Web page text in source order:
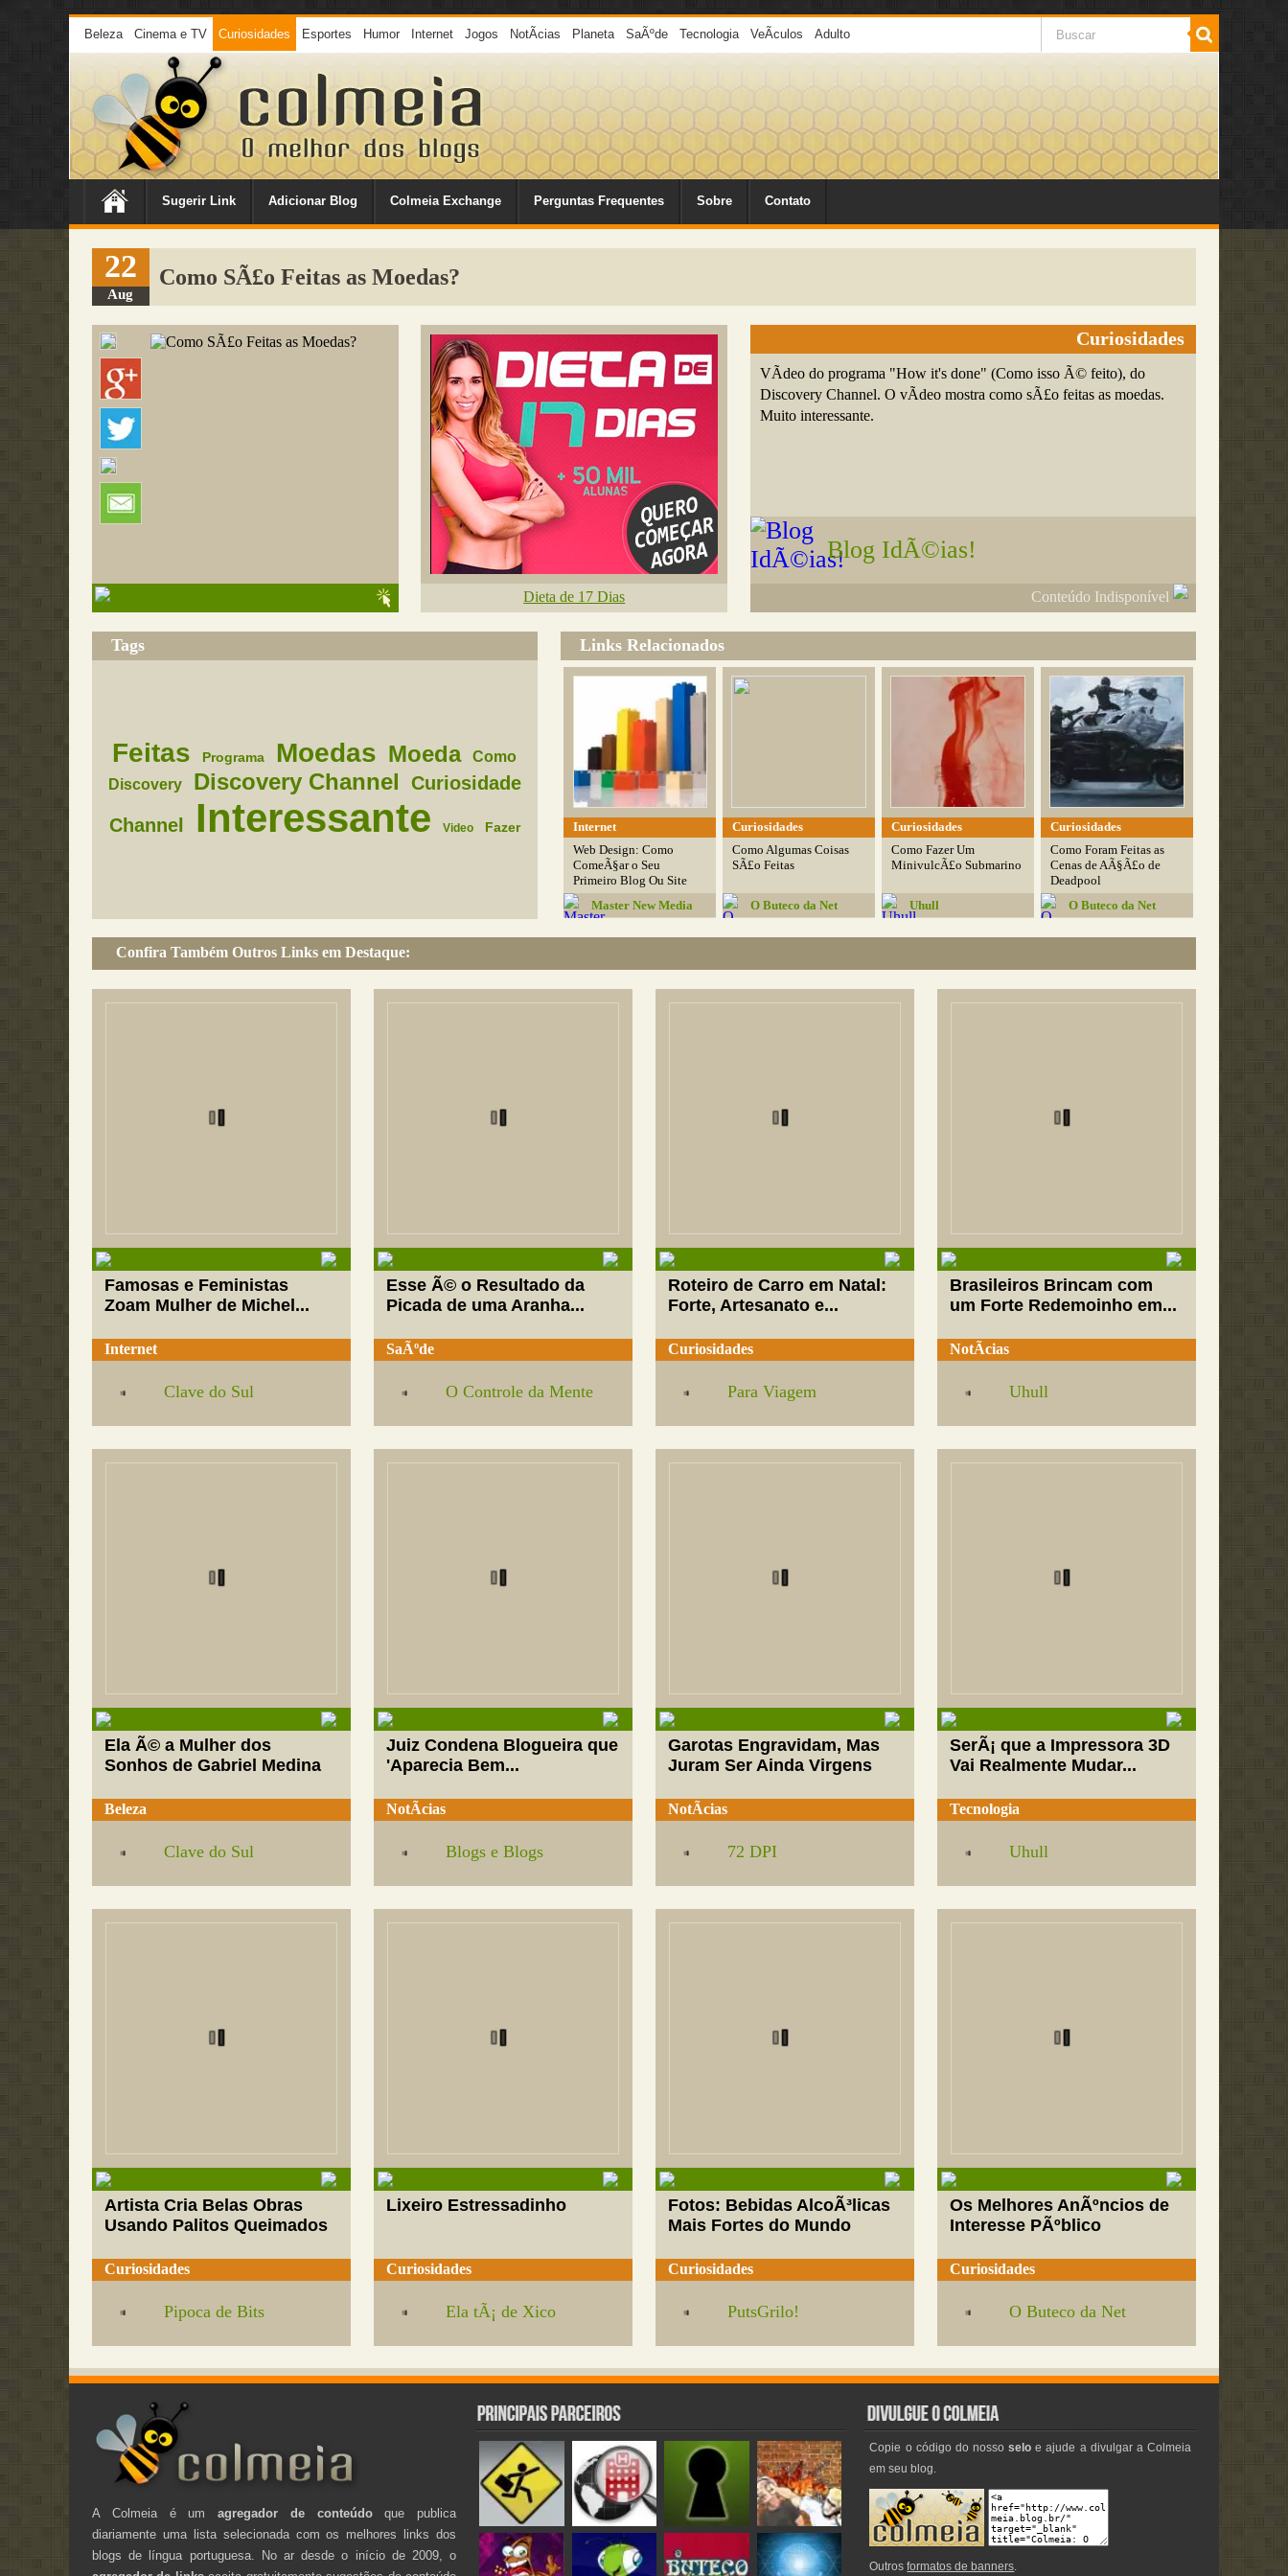
Beleza Cinema e TV Curiosidades Esportes Humor Internet Jogos NotÃ­cias Planeta SaÃºde Tecnologia VeÃ­culos Adulto
Sugerir Link Adicionar Blog Colmeia Exchange Perguntas Frequentes Sobre Contato
22
Aug
Como SÃ£o Feitas as Moedas?
Dieta de 17 Dias
Curiosidades
VÃ­deo do programa "How it's done" (Como isso Ã© feito), do
Discovery Channel. O vÃ­deo mostra como sÃ£o feitas as moedas.
Muito interessante.
Blog IdÃ©ias!
Conteúdo Indisponível
Tags
Feitas Programa Moedas Moeda
Como
Discovery
Discovery Channel
Curiosidade
Channel
Interessante Video Fazer
Links Relacionados
Internet
Web Design: Como
ComeÃ§ar o Seu
Primeiro Blog Ou Site
Master New Media
Curiosidades
Como Algumas Coisas
SÃ£o Feitas
O Buteco da Net
Curiosidades
Como Fazer Um
MinivulcÃ£o Submarino
Uhull
Curiosidades
Como Foram Feitas as
Cenas de AÃ§Ã£o de
Deadpool
O Buteco da Net
Confira Também Outros Links em Destaque:
Famosas e Feministas
Zoam Mulher de Michel...
Internet
Clave do Sul
Esse Ã© o Resultado da
Picada de uma Aranha...
SaÃºde
O Controle da Mente
Roteiro de Carro em Natal:
Forte, Artesanato e...
Curiosidades
Para Viagem
Brasileiros Brincam com
um Forte Redemoinho em...
NotÃ­cias
Uhull
Ela Ã© a Mulher dos
Sonhos de Gabriel Medina
Beleza
Clave do Sul
Juiz Condena Blogueira que
'Aparecia Bem...
NotÃ­cias
Blogs e Blogs
Garotas Engravidam, Mas
Juram Ser Ainda Virgens
NotÃ­cias
72 DPI
SerÃ¡ que a Impressora 3D
Vai Realmente Mudar...
Tecnologia
Uhull
Artista Cria Belas Obras
Usando Palitos Queimados
Curiosidades
Pipoca de Bits
Lixeiro Estressadinho
Curiosidades
Ela tÃ¡ de Xico
Fotos: Bebidas AlcoÃ³licas
Mais Fortes do Mundo
Curiosidades
PutsGrilo!
Os Melhores AnÃºncios de
Interesse PÃºblico
Curiosidades
O Buteco da Net
A Colmeia é umagregador de conteúdoque publica
diariamente uma lista selecionada com os melhores links dos
blogs de língua portuguesa. No ar desde o início de 2009, o
Copie o código do nossoselo e ajude a divulgar a Colmeia
em seu blog.
Outrosformatos de banners.